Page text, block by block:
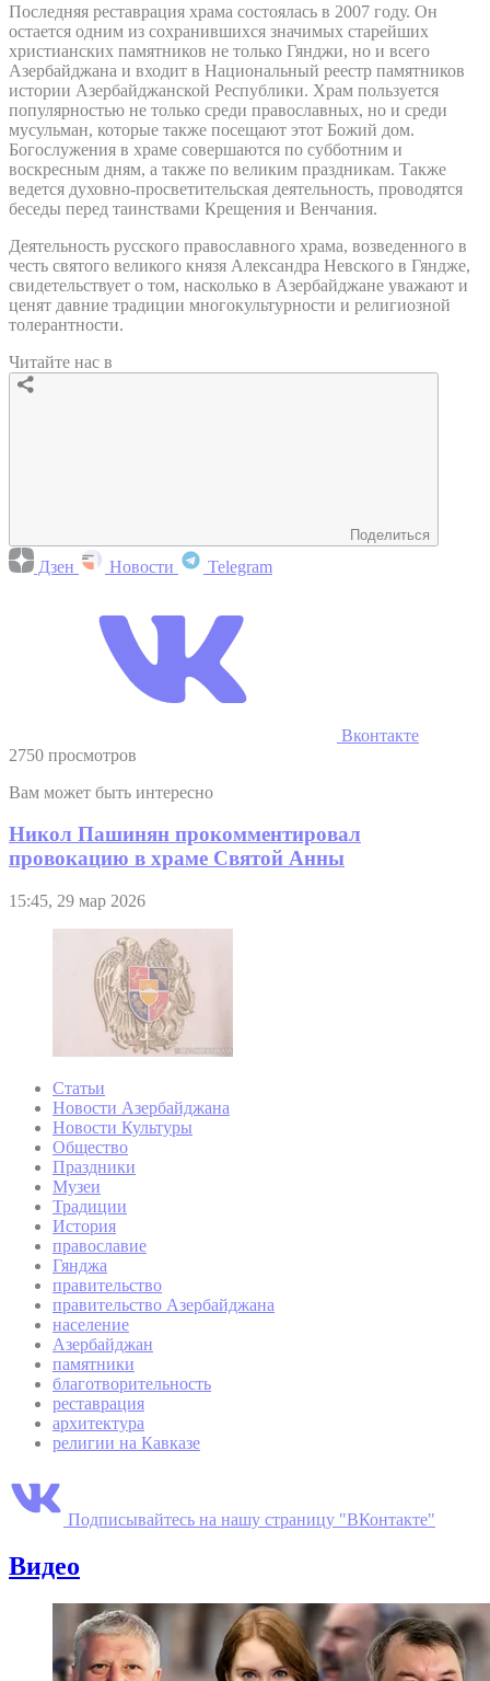
Последняя реставрация храма состоялась в 2007 году. Он
остается одним из сохранившихся значимых старейших
христианских памятников не только Гянджи, но и всего
Азербайджана и входит в Национальный реестр памятников
истории Азербайджанской Республики. Храм пользуется
популярностью не только среди православных, но и среди
мусульман, которые также посещают этот Божий дом.
Богослужения в храме совершаются по субботним и
воскресным дням, а также по великим праздникам. Также
ведется духовно-просветительская деятельность, проводятся
беседы перед таинствами Крещения и Венчания.
Деятельность русского православного храма, возведенного в
честь святого великого князя Александра Невского в Гяндже,
свидетельствует о том, насколько в Азербайджане уважают и
ценят давние традиции многокультурности и религиозной
толерантности.
Читайте нас в
Поделиться
Дзен Новости Telegram
Вконтакте
2750 просмотров
Вам может быть интересно
Никол Пашинян прокомментировал
провокацию в храме Святой Анны
15:45, 29 мар 2026
Статьи
Новости Азербайджана
Новости Культуры
Общество
Праздники
Музеи
Традиции
История
православие
Гянджа
правительство
правительство Азербайджана
население
Азербайджан
памятники
благотворительность
реставрация
архитектура
религии на Кавказе
Подписывайтесь на нашу страницу "ВКонтакте"
Видео